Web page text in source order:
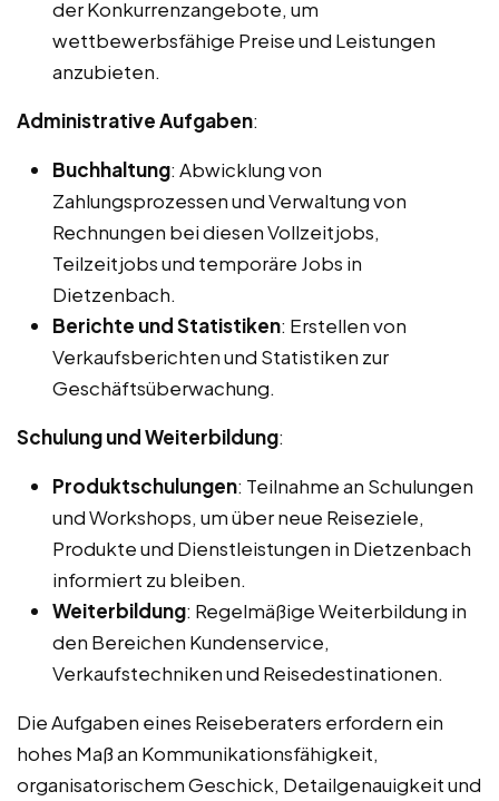
der Konkurrenzangebote, um
wettbewerbsfähige Preise und Leistungen
anzubieten.
Administrative Aufgaben:
Buchhaltung: Abwicklung von
Zahlungsprozessen und Verwaltung von
Rechnungen bei diesen Vollzeitjobs,
Teilzeitjobs und temporäre Jobs in
Dietzenbach.
Berichte und Statistiken: Erstellen von
Verkaufsberichten und Statistiken zur
Geschäftsüberwachung.
Schulung und Weiterbildung:
Produktschulungen: Teilnahme an Schulungen
und Workshops, um über neue Reiseziele,
Produkte und Dienstleistungen in Dietzenbach
informiert zu bleiben.
Weiterbildung: Regelmäßige Weiterbildung in
den Bereichen Kundenservice,
Verkaufstechniken und Reisedestinationen.
Die Aufgaben eines Reiseberaters erfordern ein
hohes Maß an Kommunikationsfähigkeit,
organisatorischem Geschick, Detailgenauigkeit und